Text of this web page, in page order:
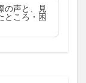
の声と、見
ところ・困